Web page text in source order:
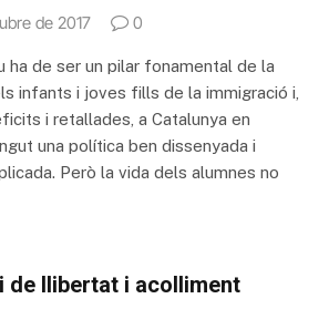
de 2017 0
ha de ser un pilar fonamental de la
infants i joves fills de la immigració i,
i retallades, a Catalunya en
una política ben dissenyada i
Però la vida dels alumnes no
de llibertat i acolliment